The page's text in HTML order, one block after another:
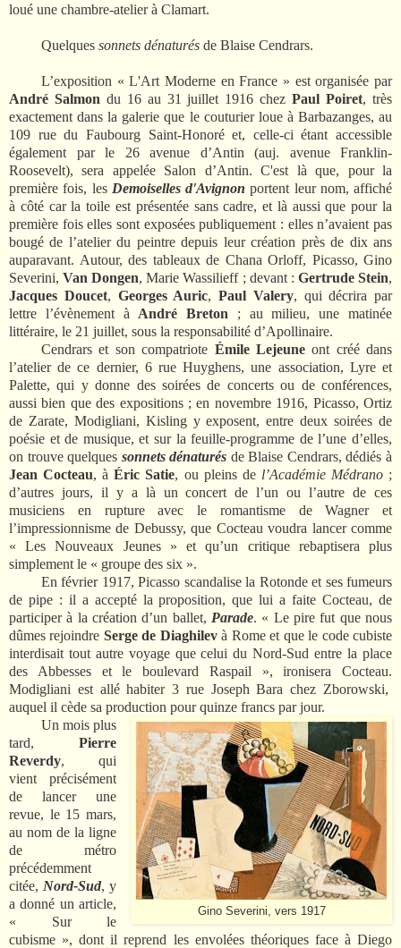
loué une chambre-atelier à Clamart.
Quelques sonnets dénaturés de Blaise Cendrars.
L’exposition « L'Art Moderne en France » est organisée par
André Salmon du 16 au 31 juillet 1916 chezPaul Poiret, très
exactement dans la galerie que le couturier loue à Barbazanges, au
109 rue du Faubourg Saint-Honoré et, celle-ci étant accessible
également par le 26 avenue d’Antin (auj. avenue Franklin-
Roosevelt), sera appelée Salon d’Antin. C'est là que, pour la
première fois, les Demoiselles d'Avignon portent leur nom, affiché
à côté car la toile est présentée sans cadre, et là aussi que pour la
première fois elles sont exposées publiquement : elles n’avaient pas
bougé de l’atelier du peintre depuis leur création près de dix ans
auparavant. Autour, des tableaux de Chana Orloff, Picasso, Gino
Severini,Van Dongen, Marie Wassilieff ; devant : Gertrude Stein,
Jacques Doucet, Georges Auric, Paul Valery, qui décrira par
lettre l’évènement à André Breton ; au milieu, une matinée
littéraire, le 21 juillet, sous la responsabilité d’Apollinaire.
Cendrars et son compatriote Émile Lejeuneont créé dans
l’atelier de ce dernier, 6 rue Huyghens, une association, Lyre et
Palette, qui y donne des soirées de concerts ou de conférences,
aussi bien que des expositions ; en novembre 1916, Picasso, Ortiz
de Zarate, Modigliani, Kisling y exposent, entre deux soirées de
poésie et de musique, et sur la feuille-programme de l’une d’elles,
on trouve quelques sonnets dénaturés de Blaise Cendrars, dédiés à
Jean Cocteau, àÉric Satie, ou pleins de l’Académie Médrano ;
d’autres jours, il y a là un concert de l’un ou l’autre de ces
musiciens en rupture avec le romantisme de Wagner et
l’impressionnisme de Debussy, que Cocteau voudra lancer comme
« Les Nouveaux Jeunes » et qu’un critique rebaptisera plus
simplement le « groupe des six ».
En février 1917, Picasso scandalise la Rotonde et ses fumeurs
de pipe : il a accepté la proposition, que lui a faite Cocteau, de
participer à la création d’un ballet, Parade. « Le pire fut que nous
dûmes rejoindre Serge de Diaghilevà Rome et que le code cubiste
interdisait tout autre voyage que celui du Nord-Sud entre la place
des Abbesses et le boulevard Raspail », ironisera Cocteau.
Modigliani est allé habiter 3 rue Joseph Bara chez Zborowski,
auquel il cède sa production pour quinze francs par jour.
Gino Severini, vers 1917
Un mois plus
tard,Pierre
Reverdy, qui
vient précisément
de lancer une
revue, le 15 mars,
au nom de la ligne
de métro
précédemment
citée, Nord-Sud, y
a donné un article,
« Sur le
cubisme », dont il reprend les envolées théoriques face à Diego